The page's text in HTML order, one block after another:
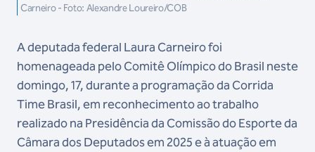
Carneiro - Foto: Alexandre Loureiro/COB
A deputada federal Laura Carneiro foi
homenageada pelo Comitê Olímpico do Brasil neste
domingo, 17, durante a programação da Corrida
Time Brasil, em reconhecimento ao trabalho
realizado na Presidência da Comissão do Esporte da
Câmara dos Deputados em 2025 e à atuação em